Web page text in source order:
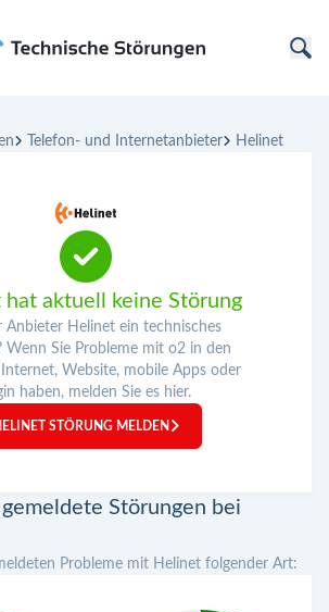
Telefon- und Internetanbieter Helinet
hat aktuell keine Störung
Anbieter Helinet ein technisches
Wenn Sie Probleme mit o2 in den
Internet, Website, mobile Apps oder
haben, melden Sie es hier.
STÖRUNG MELDEN
Störungen bei
Probleme mit Helinet folgender Art: